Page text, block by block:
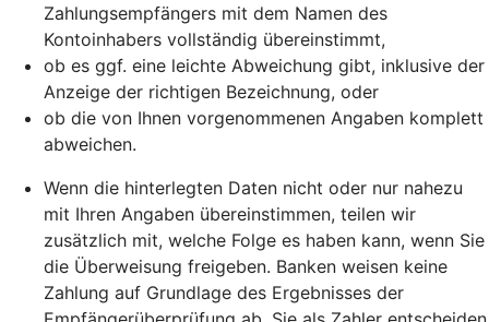
Zahlungsempfängers mit dem Namen des
Kontoinhabers vollständig übereinstimmt,
ob es ggf. eine leichte Abweichung gibt, inklusive der
Anzeige der richtigen Bezeichnung, oder
ob die von Ihnen vorgenommenen Angaben komplett
abweichen.
Wenn die hinterlegten Daten nicht oder nur nahezu
mit Ihren Angaben übereinstimmen, teilen wir
zusätzlich mit, welche Folge es haben kann, wenn Sie
die Überweisung freigeben. Banken weisen keine
Zahlung auf Grundlage des Ergebnisses der